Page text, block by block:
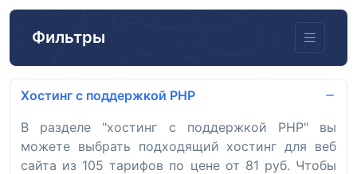
Фильтры
Хостинг с поддержкой PHP
В разделе "хостинг с поддержкой PHP" вы
можете выбрать подходящий хостинг для веб
сайта из 105 тарифов по цене от 81 руб. Чтобы